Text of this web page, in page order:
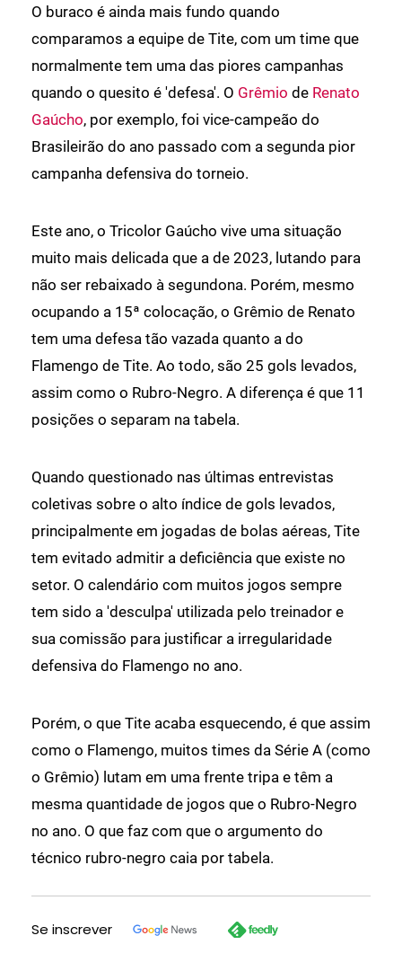
O buraco é ainda mais fundo quando
comparamos a equipe de Tite, com um time que
normalmente tem uma das piores campanhas
quando o quesito é 'defesa'. O Grêmio de Renato
Gaúcho, por exemplo, foi vice-campeão do
Brasileirão do ano passado com a segunda pior
campanha defensiva do torneio.
Este ano, o Tricolor Gaúcho vive uma situação
muito mais delicada que a de 2023, lutando para
não ser rebaixado à segundona. Porém, mesmo
ocupando a 15ª colocação, o Grêmio de Renato
tem uma defesa tão vazada quanto a do
Flamengo de Tite. Ao todo, são 25 gols levados,
assim como o Rubro-Negro. A diferença é que 11
posições o separam na tabela.
Quando questionado nas últimas entrevistas
coletivas sobre o alto índice de gols levados,
principalmente em jogadas de bolas aéreas, Tite
tem evitado admitir a deficiência que existe no
setor. O calendário com muitos jogos sempre
tem sido a 'desculpa' utilizada pelo treinador e
sua comissão para justificar a irregularidade
defensiva do Flamengo no ano.
Porém, o que Tite acaba esquecendo, é que assim
como o Flamengo, muitos times da Série A (como
o Grêmio) lutam em uma frente tripa e têm a
mesma quantidade de jogos que o Rubro-Negro
no ano. O que faz com que o argumento do
técnico rubro-negro caia por tabela.
Se inscrever